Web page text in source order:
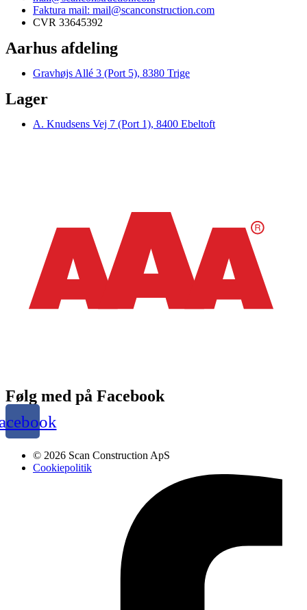
Faktura mail: mail@scanconstruction.com
CVR 33645392
Aarhus afdeling
Gravhøjs Allé 3 (Port 5), 8380 Trige
Lager
A. Knudsens Vej 7 (Port 1), 8400 Ebeltoft
Følg med på Facebook
© 2026 Scan Construction ApS
Cookiepolitik